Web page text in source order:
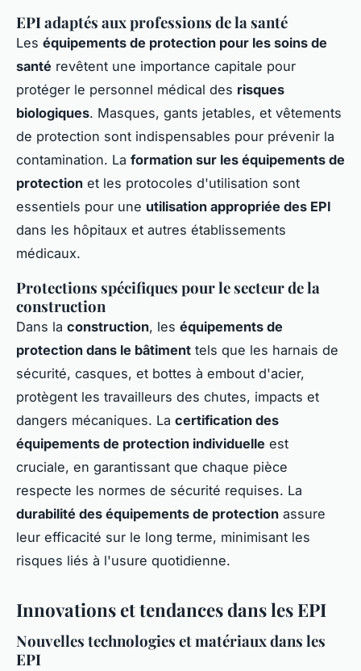
EPI adaptés aux professions de la santé
Les équipements de protection pour les soins de
santé revêtent une importance capitale pour
protéger le personnel médical des risques
biologiques. Masques, gants jetables, et vêtements
de protection sont indispensables pour prévenir la
contamination. La formation sur les équipements de
protection et les protocoles d'utilisation sont
essentiels pour une utilisation appropriée des EPI
dans les hôpitaux et autres établissements
médicaux.
Protections spécifiques pour le secteur de la
construction
Dans la construction, les équipements de
protection dans le bâtiment tels que les harnais de
sécurité, casques, et bottes à embout d'acier,
protègent les travailleurs des chutes, impacts et
dangers mécaniques. La certification des
équipements de protection individuelle est
cruciale, en garantissant que chaque pièce
respecte les normes de sécurité requises. La
durabilité des équipements de protection assure
leur efficacité sur le long terme, minimisant les
risques liés à l'usure quotidienne.
Innovations et tendances dans les EPI
Nouvelles technologies et matériaux dans les
EPI